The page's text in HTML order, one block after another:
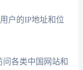
户的IP地址和位
各类中国网站和